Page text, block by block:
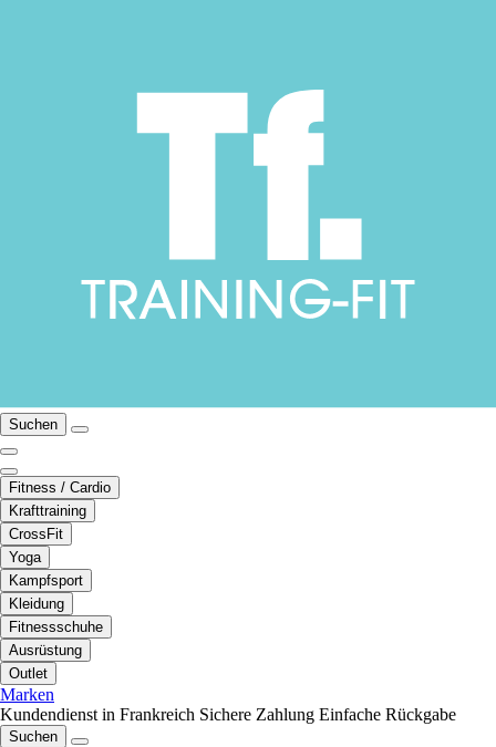
Suchen
Fitness / Cardio
Krafttraining
CrossFit
Yoga
Kampfsport
Kleidung
Fitnessschuhe
Ausrüstung
Outlet
Marken
Kundendienst in Frankreich Sichere Zahlung Einfache Rückgabe
Suchen